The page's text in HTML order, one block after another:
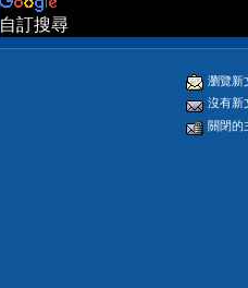
自訂搜尋
瀏覽新
沒有新
關閉的